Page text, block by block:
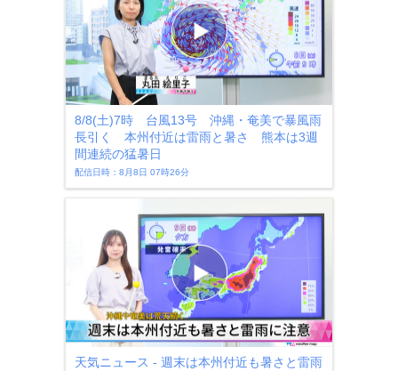
8/8(土)7時 台風13号 沖縄・奄美で暴風雨
長引く 本州付近は雷雨と暑さ 熊本は3週
間連続の猛暑日
配信日時：8月8日 07時26分
天気ニュース - 週末は本州付近も暑さと雷雨